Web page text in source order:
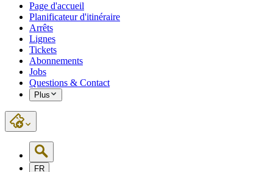
Page d'accueil
Planificateur d'itinéraire
Arrêts
Lignes
Tickets
Abonnements
Jobs
Questions & Contact
Plus
FR